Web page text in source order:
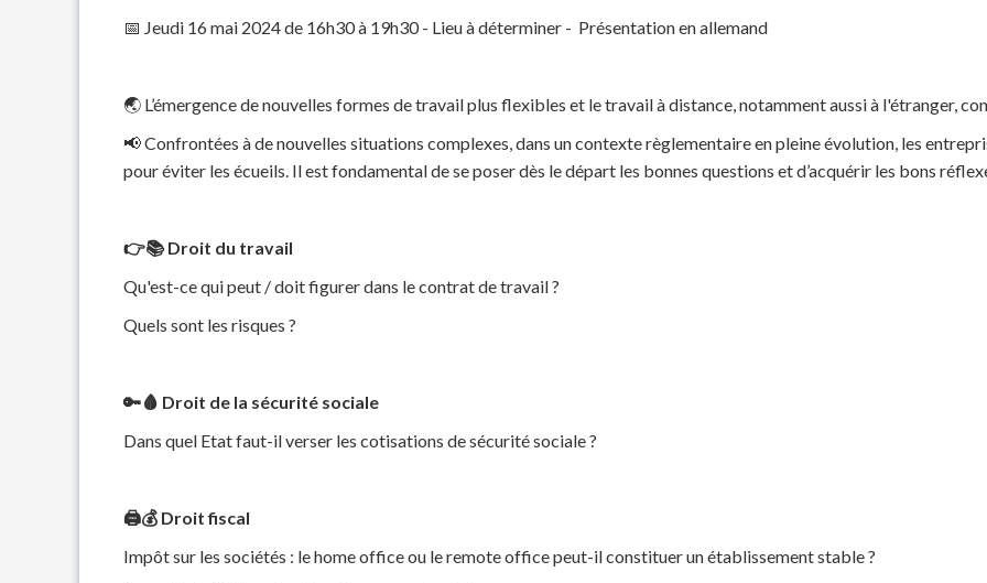
📅 Jeudi 16 mai 2024 de 16h30 à 19h30 - Lieu à déterminer - Présentation en allemand
🌏 L’émergence de nouvelles formes de travail plus flexibles et le travail à distance, notamment aussi à l'étranger,
📢 Confrontées à de nouvelles situations complexes, dans un contexte règlementaire en pleine évolution, les
pour éviter les écueils. Il est fondamental de se poser dès le départ les bonnes questions et d’acquérir les bons
👉📚 Droit du travail
Qu'est-ce qui peut / doit figurer dans le contrat de travail ?
Quels sont les risques ?
🔑🩸 Droit de la sécurité sociale
Dans quel Etat faut-il verser les cotisations de sécurité sociale ?
🖨💰 Droit fiscal
Impôt sur les sociétés : le home office ou le remote office peut-il constituer un établissement stable ?